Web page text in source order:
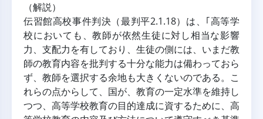
（解説）
伝習館高校事件判決（最判平2.1.18）は、｢高等学
校においても、教師が依然生徒に対し相当な影響
力、支配力を有しており、生徒の側には、いまだ教
師の教育内容を批判する十分な能力は備わっておら
ず、教師を選択する余地も大きくないのである。こ
れらの点からして、国が、教育の一定水準を維持し
つつ、高等学校教育の目的達成に資するために、高